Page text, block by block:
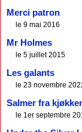
Merci patron
le 9 mai 2016
Mr Holmes
le 5 juillet 2015
Les galants
le 23 novembre
Salmer fra
le 1er septembre